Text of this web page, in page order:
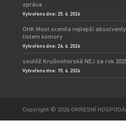
zpráva
Vytvořeno dne: 25. 6. 2026
OHK Most ocenila nejlepší
listem komory
Vytvořeno dne: 24. 6. 2026
soutěž Krušnohorská NEJ za rok
Vytvořeno dne: 15. 6. 2026
Copyright © 2026 OKRESNÍ